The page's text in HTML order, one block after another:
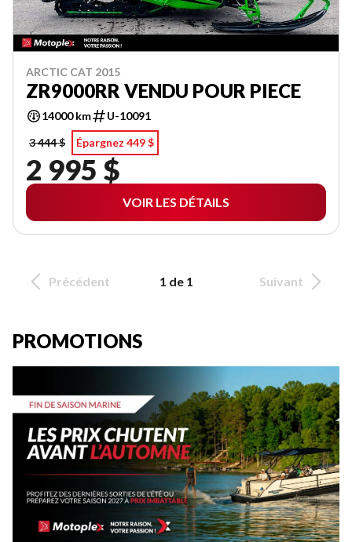
ARCTIC CAT 2015
ZR9000RR VENDU POUR PIECE
14000 km
U-10091
3 444 $
Épargnez 449 $
2 995 $
VOIR LES DÉTAILS
Précédent 1 de 1 Suivant
PROMOTIONS